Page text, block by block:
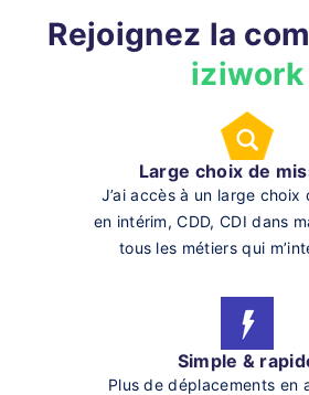
Rejoignez la
iziwork
Large choix de
J’ai accès à un large choix
en intérim, CDD, CDI dans
tous les métiers qui
Simple &
Plus de déplacements en